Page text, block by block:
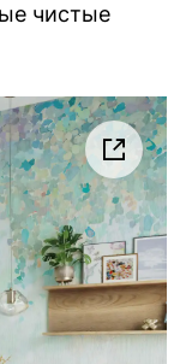
чистые